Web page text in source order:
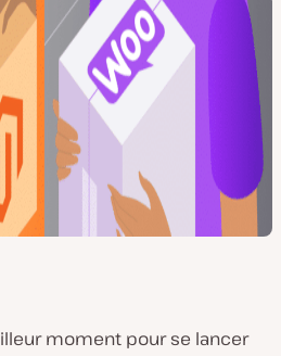
moment pour se lancer